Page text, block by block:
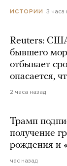
ИСТОРИИ 3 часа
Reuters:
бывшего
отбывает
опасается,
2 часа назад
Трамп
получение
рождения и
час назад